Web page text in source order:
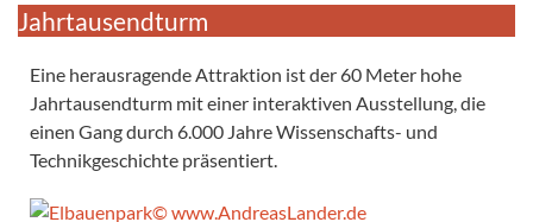
Jahrtausendturm
Eine herausragende Attraktion ist der 60 Meter hohe
Jahrtausendturm mit einer interaktiven Ausstellung, die
einen Gang durch 6.000 Jahre Wissenschafts- und
Technikgeschichte präsentiert.